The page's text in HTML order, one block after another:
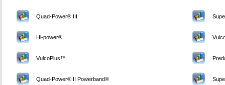
Quad-Power® III
Hi-power®
VulcoPlus™
Quad-Power® II Powerband®